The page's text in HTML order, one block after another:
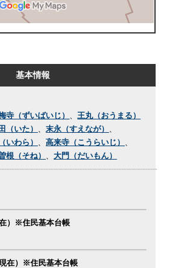
基本情報
寺（ずいばいじ） 、王丸（おうまる）
（いた） 、末永（すえなが）
いわら） 、高来寺（こうらいじ）
根（そね） 、大門（だいもん）
）※住民基本台帳
在）※住民基本台帳